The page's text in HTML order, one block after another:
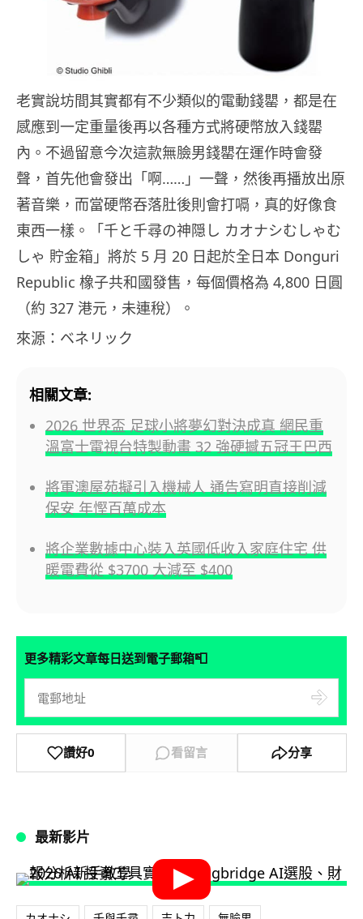
老實說坊間其實都有不少類似的電動錢罌，都是在
感應到一定重量後再以各種方式將硬幣放入錢罌
內。不過留意今次這款無臉男錢罌在運作時會發
聲，首先他會發出「啊……」一聲，然後再播放出原
著音樂，而當硬幣吞落肚後則會打嗝，真的好像食
東西一樣。「千と千尋の神隠し カオナシむしゃむ
しゃ 貯金箱」將於 5 月 20 日起於全日本 Donguri
Republic 橡子共和國發售，每個價格為 4,800 日圓
（約 327 港元，未連稅）。
來源：ベネリック
相關文章:
2026 世界盃 足球小將夢幻對決成真 網民重
溫富士電視台特製動畫 32 強硬撼五冠王巴西
將軍澳屋苑擬引入機械人 通告寫明直接削減
保安 年慳百萬成本
將企業數據中心裝入英國低收入家庭住宅 供
暖電費從 $3700 大減至 $400
更多精彩文章每日送到電子郵箱📮
讚好0 看留言 分享
最新影片